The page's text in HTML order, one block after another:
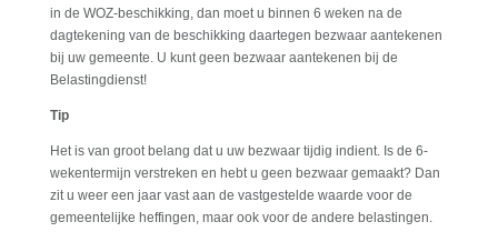
in de WOZ-beschikking, dan moet u binnen 6 weken na de
dagtekening van de beschikking daartegen bezwaar aantekenen
bij uw gemeente. U kunt geen bezwaar aantekenen bij de
Belastingdienst!
Tip
Het is van groot belang dat u uw bezwaar tijdig indient. Is de 6-
wekentermijn verstreken en hebt u geen bezwaar gemaakt? Dan
zit u weer een jaar vast aan de vastgestelde waarde voor de
gemeentelijke heffingen, maar ook voor de andere belastingen.